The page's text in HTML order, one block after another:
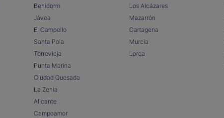
Benidorm
Jávea
El Campello
Santa Pola
Torrevieja
Punta Marina
Ciudad Quesada
La Zenia
Alicante
Campoamor
Los Alcázares
Mazarrón
Cartagena
Murcia
Lorca